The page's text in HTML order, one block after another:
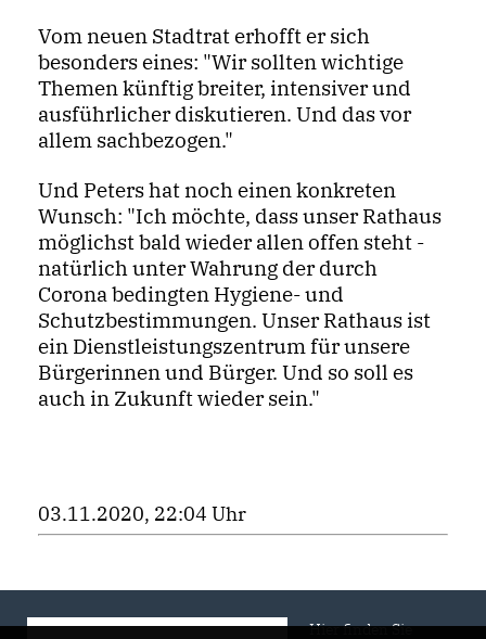
Vom neuen Stadtrat erhofft er sich
besonders eines: "Wir sollten wichtige
Themen künftig breiter, intensiver und
ausführlicher diskutieren. Und das vor
allem sachbezogen."
Und Peters hat noch einen konkreten
Wunsch: "Ich möchte, dass unser Rathaus
möglichst bald wieder allen offen steht -
natürlich unter Wahrung der durch
Corona bedingten Hygiene- und
Schutzbestimmungen. Unser Rathaus ist
ein Dienstleistungszentrum für unsere
Bürgerinnen und Bürger. Und so soll es
auch in Zukunft wieder sein."
03.11.2020, 22:04 Uhr
Hier finden Sie